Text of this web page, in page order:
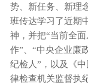
势、新任务、新理
班传达学习了近期
神，并把“当前全
作”、“中央企业廉
纪检人”，以及《
律检查机关监督执